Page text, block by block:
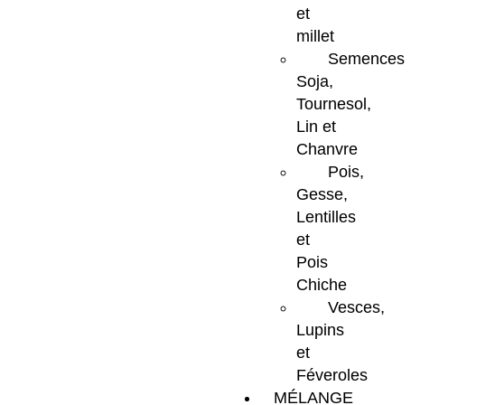
et
millet
Semences
Soja,
Tournesol,
Lin et
Chanvre
Pois,
Gesse,
Lentilles
et
Pois
Chiche
Vesces,
Lupins
et
Féveroles
MÉLANGE